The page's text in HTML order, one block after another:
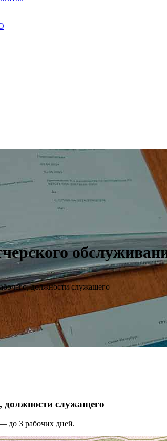
должности служащего
должности служащего
до 3 рабочих дней.